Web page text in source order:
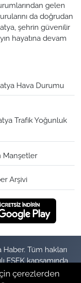
gelen
da doğrudan
şehrin güvenilir
hayatına devam
Hava Durumu
Trafik Yoğunluk
Manşetler
Arşivi
Tüm hakları
FSEK kapsamında
çerezlerden